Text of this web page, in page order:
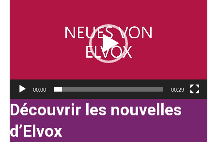
00:00 00:29
Découvrir les nouvelles
d’Elvox